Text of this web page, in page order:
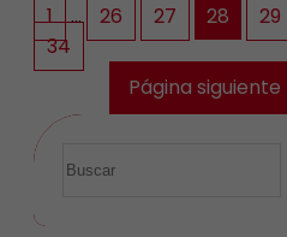
1
… 26 27 28 29
34
Página siguiente